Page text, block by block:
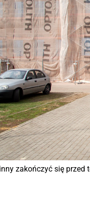
zakończyć się